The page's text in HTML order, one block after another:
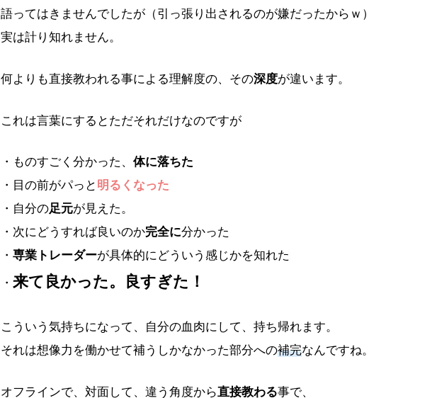
語ってはきませんでしたが（引っ張り出されるのが嫌だったからｗ）
実は計り知れません。
何よりも直接教われる事による理解度の、その深度が違います。
これは言葉にするとただそれだけなのですが
・ものすごく分かった、 体に落ちた
・目の前がパっと 明るくなった
・自分の足元が見えた。
・次にどうすれば良いのか完全に分かった
・ 専業トレーダーが具体的にどういう感じかを知れた
・ 来て良かった。良すぎた！
こういう気持ちになって、自分の血肉にして、持ち帰れます。
それは想像力を働かせて補うしかなかった部分への補完なんですね。
オフラインで、対面して、違う角度から直接教わる事で、